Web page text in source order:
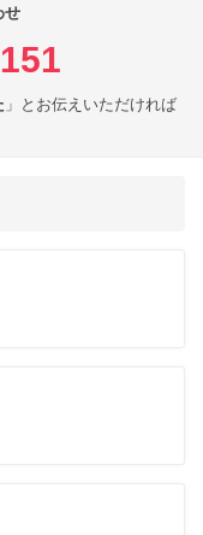
せ
」とお伝えいただければ